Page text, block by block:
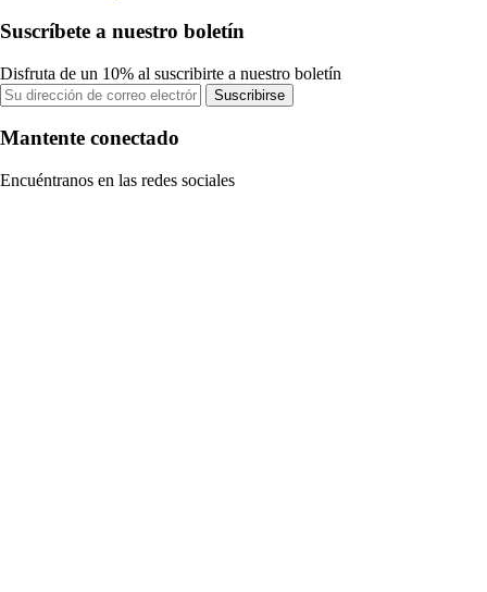
Suscríbete a nuestro boletín
Disfruta de un 10% al suscribirte a nuestro boletín
Suscribirse
Mantente conectado
Encuéntranos en las redes sociales